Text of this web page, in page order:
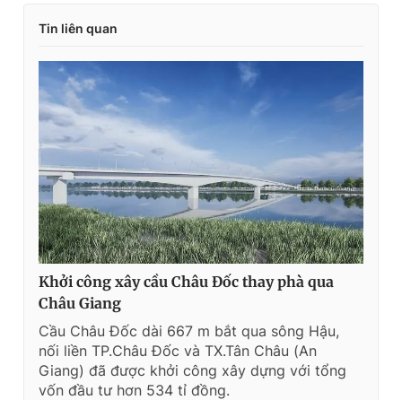
Tin liên quan
Khởi công xây cầu Châu Đốc thay phà qua
Châu Giang
Cầu Châu Đốc dài 667 m bắt qua sông Hậu,
nối liền TP.Châu Đốc và TX.Tân Châu (An
Giang) đã được khởi công xây dựng với tổng
vốn đầu tư hơn 534 tỉ đồng.